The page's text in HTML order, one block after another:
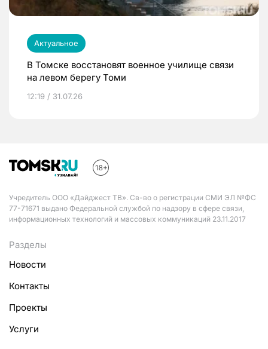
Актуальное
В Томске восстановят военное училище связи
на левом берегу Томи
12:19 / 31.07.26
Учредитель ООО «Дайджест ТВ». Св-во о регистрации СМИ ЭЛ №ФС
77-71671 выдано Федеральной службой по надзору в сфере связи,
информационных технологий и массовых коммуникаций 23.11.2017
Разделы
Новости
Контакты
Проекты
Услуги